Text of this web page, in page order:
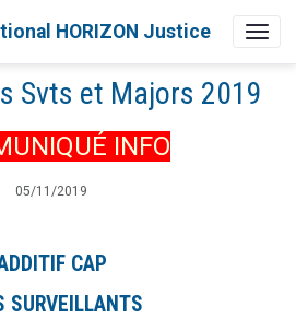
HORIZON Justice
Svts et Majors 2019
INFO
05/11/2019
CAP
SURVEILLANTS